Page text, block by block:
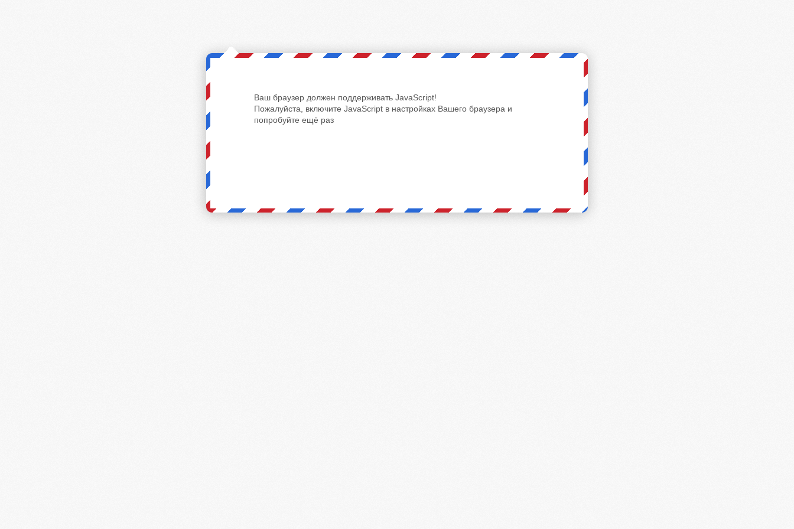
Ваш браузер должен поддерживать JavaScript!
Пожалуйста, включите JavaScript в настройках Вашего браузера и
попробуйте ещё раз